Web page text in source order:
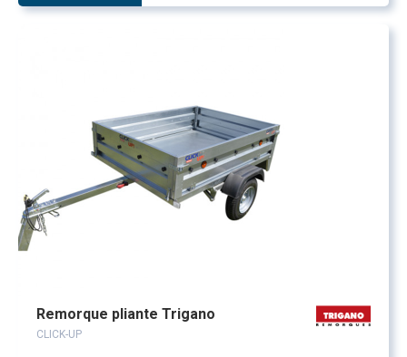
Remorque pliante Trigano
CLICK-UP